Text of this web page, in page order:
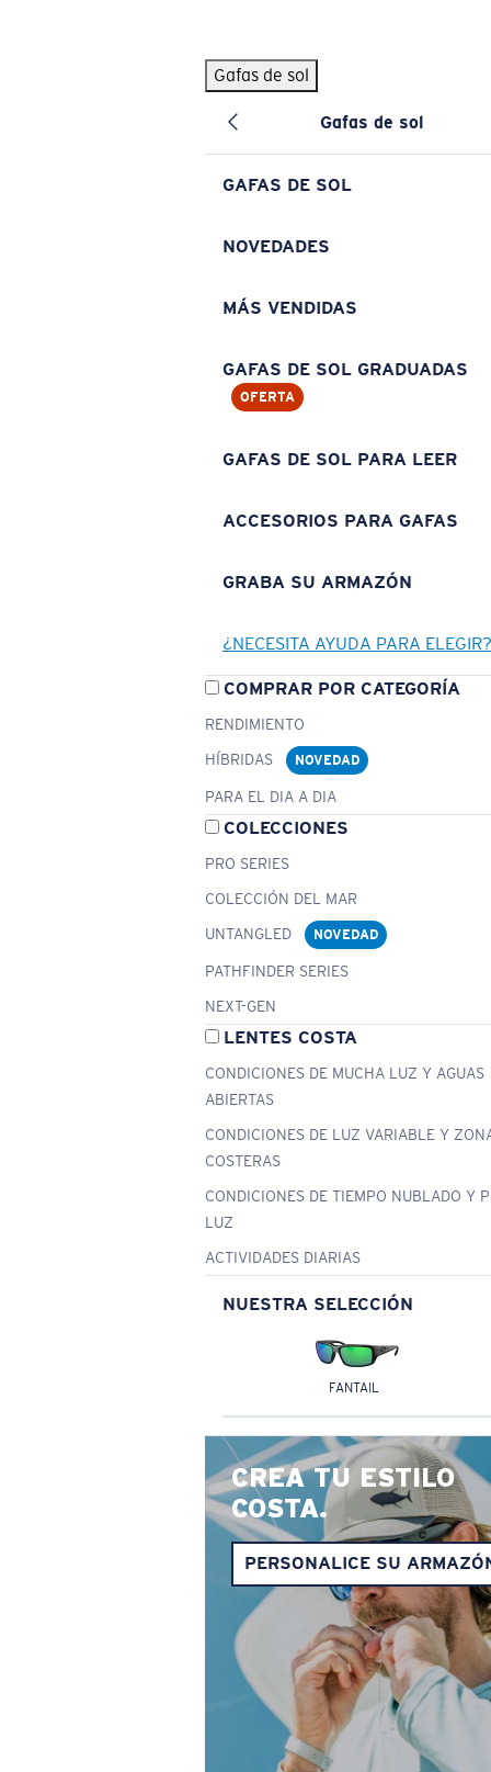
Gafas de sol
Gafas de sol
GAFAS DE SOL
NOVEDADES
MÁS VENDIDAS
GAFAS DE SOL GRADUADAS
OFERTA
GAFAS DE SOL PARA LEER
ACCESORIOS PARA GAFAS
GRABA SU ARMAZÓN
¿NECESITA AYUDA PARA ELEGIR?
COMPRAR POR CATEGORÍA
RENDIMIENTO
HÍBRIDAS
NOVEDAD
PARA EL DIA A DIA
COLECCIONES
PRO SERIES
COLECCIÓN DEL MAR
UNTANGLED
NOVEDAD
PATHFINDER SERIES
NEXT-GEN
LENTES COSTA
CONDICIONES DE MUCHA LUZ Y AGUAS
ABIERTAS
CONDICIONES DE LUZ VARIABLE Y
COSTERAS
CONDICIONES DE TIEMPO NUBLADO Y
LUZ
ACTIVIDADES DIARIAS
NUESTRA SELECCIÓN
FANTAIL
CREA TU ESTILO
COSTA.
PERSONALICE SU
BÚSQUEDAS POPULARES
Pilothouse PRO Limited Edition Pack Exclusivo
Gafas de sol personalizadas
Los más vendidos de gafas de sol